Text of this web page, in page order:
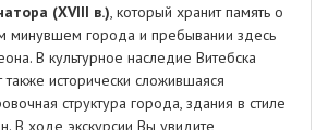
(XVIII в.), который хранит память о
минувшем города и пребывании здесь
В культурное наследие Витебска
также исторически сложившаяся
структура города, здания в стиле
В ходе экскурсии Вы увидите